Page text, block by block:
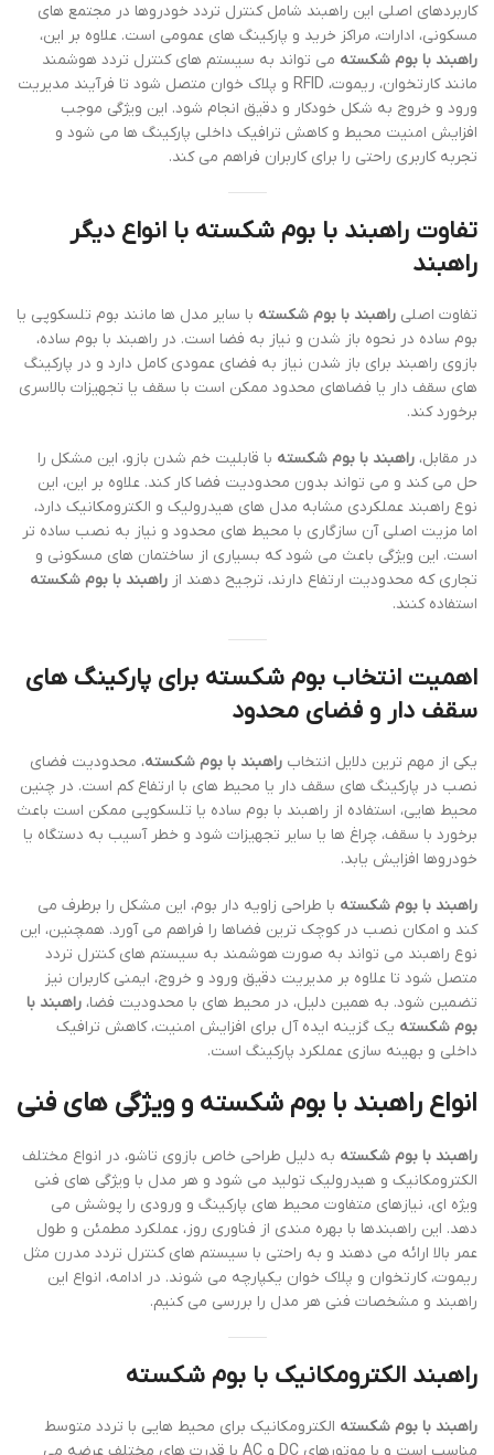
کاربردهای اصلی این راهبند شامل کنترل تردد خودروها در مجتمع های
مسکونی، ادارات، مراکز خرید و پارکینگ های عمومی است. علاوه بر این،
راهبند با بوم شکسته می تواند به سیستم های کنترل تردد هوشمند
مانند کارتخوان، ریموت، RFID و پلاک خوان متصل شود تا فرآیند مدیریت
ورود و خروج به شکل خودکار و دقیق انجام شود. این ویژگی موجب
افزایش امنیت محیط و کاهش ترافیک داخلی پارکینگ ها می شود و
تجربه کاربری راحتی را برای کاربران فراهم می کند.
تفاوت راهبند با بوم شکسته با انواع دیگر
راهبند
تفاوت اصلی راهبند با بوم شکسته با سایر مدل ها مانند بوم تلسکوپی یا
بوم ساده در نحوه باز شدن و نیاز به فضا است. در راهبند با بوم ساده،
بازوی راهبند برای باز شدن نیاز به فضای عمودی کامل دارد و در پارکینگ
های سقف دار یا فضاهای محدود ممکن است با سقف یا تجهیزات بالاسری
برخورد کند.
در مقابل، راهبند با بوم شکسته با قابلیت خم شدن بازو، این مشکل را
حل می کند و می تواند بدون محدودیت فضا کار کند. علاوه بر این، این
نوع راهبند عملکردی مشابه مدل های هیدرولیک و الکترومکانیک دارد،
اما مزیت اصلی آن سازگاری با محیط های محدود و نیاز به نصب ساده تر
است. این ویژگی باعث می شود که بسیاری از ساختمان های مسکونی و
تجاری که محدودیت ارتفاع دارند، ترجیح دهند از راهبند با بوم شکسته
استفاده کنند.
اهمیت انتخاب بوم شکسته برای پارکینگ های
سقف دار و فضای محدود
یکی از مهم ترین دلایل انتخاب راهبند با بوم شکسته، محدودیت فضای
نصب در پارکینگ های سقف دار یا محیط های با ارتفاع کم است. در چنین
محیط هایی، استفاده از راهبند با بوم ساده یا تلسکوپی ممکن است باعث
برخورد با سقف، چراغ ها یا سایر تجهیزات شود و خطر آسیب به دستگاه یا
خودروها افزایش یابد.
راهبند با بوم شکسته با طراحی زاویه دار بوم، این مشکل را برطرف می
کند و امکان نصب در کوچک ترین فضاها را فراهم می آورد. همچنین، این
نوع راهبند می تواند به صورت هوشمند به سیستم های کنترل تردد
متصل شود تا علاوه بر مدیریت دقیق ورود و خروج، ایمنی کاربران نیز
تضمین شود. به همین دلیل، در محیط های با محدودیت فضا، راهبند با
بوم شکسته یک گزینه ایده آل برای افزایش امنیت، کاهش ترافیک
داخلی و بهینه سازی عملکرد پارکینگ است.
انواع راهبند با بوم شکسته و ویژگی های فنی
راهبند با بوم شکسته به دلیل طراحی خاص بازوی تاشو، در انواع مختلف
الکترومکانیک و هیدرولیک تولید می شود و هر مدل با ویژگی های فنی
ویژه ای، نیازهای متفاوت محیط های پارکینگ و ورودی را پوشش می
دهد. این راهبندها با بهره مندی از فناوری روز، عملکرد مطمئن و طول
عمر بالا ارائه می دهند و به راحتی با سیستم های کنترل تردد مدرن مثل
ریموت، کارتخوان و پلاک خوان یکپارچه می شوند. در ادامه، انواع این
راهبند و مشخصات فنی هر مدل را بررسی می کنیم.
راهبند الکترومکانیک با بوم شکسته
راهبند با بوم شکسته الکترومکانیک برای محیط هایی با تردد متوسط